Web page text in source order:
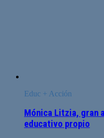
Educ + Acción
Mónica Litzia, gran
educativo propio